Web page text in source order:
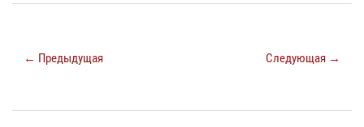
← Предыдущая Следующая →